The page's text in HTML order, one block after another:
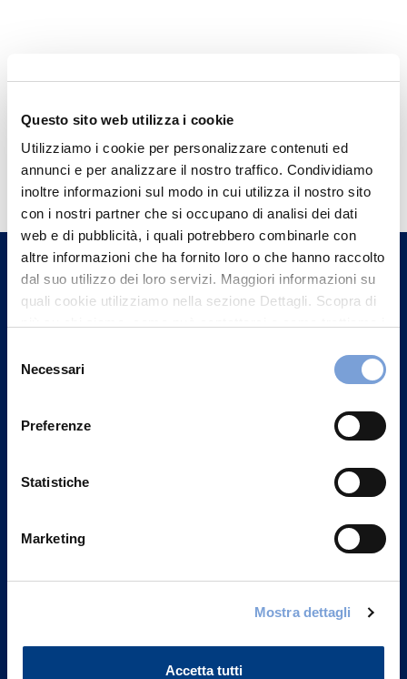
Questo sito web utilizza i cookie
Utilizziamo i cookie per personalizzare contenuti ed
annunci e per analizzare il nostro traffico. Condividiamo
inoltre informazioni sul modo in cui utilizza il nostro sito
con i nostri partner che si occupano di analisi dei dati
web e di pubblicità, i quali potrebbero combinarle con
altre informazioni che ha fornito loro o che hanno raccolto
dal suo utilizzo dei loro servizi. Maggiori informazioni su
quali cookie utilizziamo nella sezione Dettagli. Scopra di
può trovare nel footer del sito nella sezione "Informativa
delNecessari
Preferenze
Statistiche
Marketing
Mostra dettagli
Accetta tutti
Hai bisogno di
informazioni?
Trova l'Agenzia più vicina a te e parla con
un nostro Agente.
Contattaci
Vittoria Assicurazioni S.p.A.